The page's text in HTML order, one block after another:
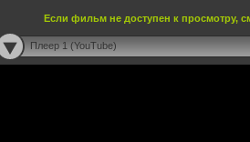
Если фильм не доступен к просмотру,
Плеер 1 (YouTube)